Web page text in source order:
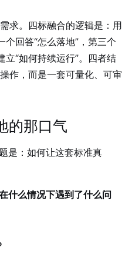
求。四标融合的逻辑是：用
个回答“怎么落地”，第三个
立“如何持续运行”。四者结
作，而是一套可量化、可审
那口气
是：如何让这套标准真
什么情况下遇到了什么问